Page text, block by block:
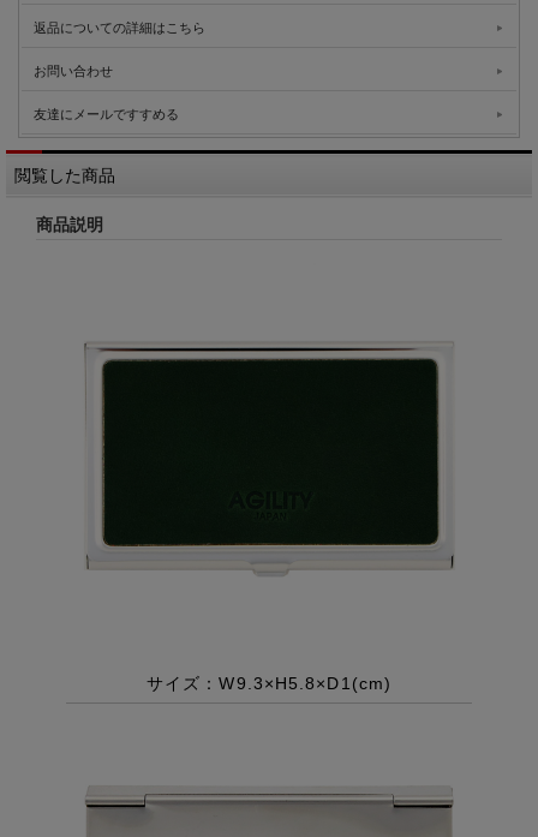
返品についての詳細はこちら
お問い合わせ
友達にメールですすめる
閲覧した商品
商品説明